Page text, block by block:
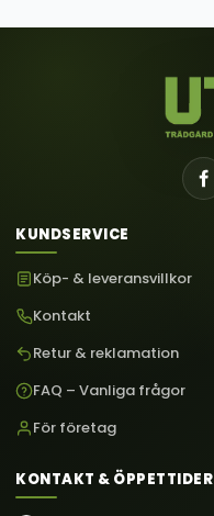
KUNDSERVICE
Köp- & leveransvillkor
Kontakt
Retur & reklamation
FAQ – Vanliga frågor
För företag
KONTAKT & ÖPPETTIDER